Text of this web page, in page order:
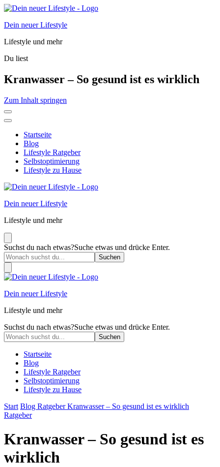
Dein neuer Lifestyle
Lifestyle und mehr
Du liest
Kranwasser – So gesund ist es wirklich
Zum Inhalt springen
Startseite
Blog
Lifestyle Ratgeber
Selbstoptimierung
Lifestyle zu Hause
Dein neuer Lifestyle
Lifestyle und mehr
Suchst du nach etwas?Suche etwas und drücke Enter.
Dein neuer Lifestyle
Lifestyle und mehr
Suchst du nach etwas?Suche etwas und drücke Enter.
Startseite
Blog
Lifestyle Ratgeber
Selbstoptimierung
Lifestyle zu Hause
Start Blog RatgeberKranwasser – So gesund ist es wirklich
Ratgeber
Kranwasser – So gesund ist es
wirklich